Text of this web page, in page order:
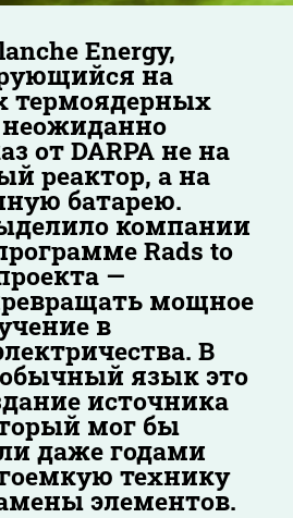
Energy,
на
термоядерных
неожиданно
от DARPA не на
реактор, а на
батарею.
компании
Rads to
—
мощное
в
В
обычный язык это
источника
мог бы
даже годами
технику
элементов.